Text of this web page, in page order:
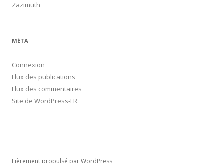
Zazimuth
MÉTA
Connexion
Flux des publications
Flux des commentaires
Site de WordPress-FR
Fièrement propulsé par WordPress